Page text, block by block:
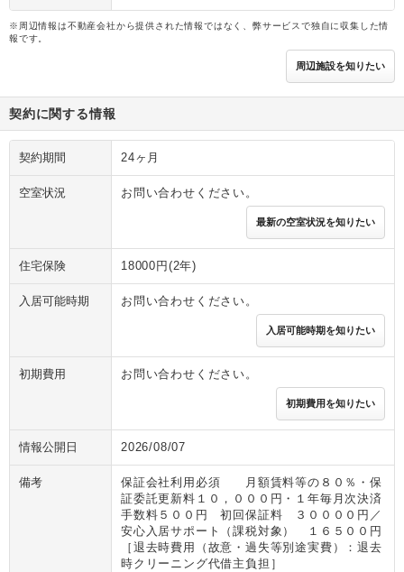
※周辺情報は不動産会社から提供された情報ではなく、弊サービスで独自に収集した情
報です。
周辺施設を知りたい
契約に関する情報
契約期間 24ヶ月
空室状況 お問い合わせください。
最新の空室状況を知りたい
住宅保険 18000円(2年)
入居可能時期 お問い合わせください。
入居可能時期を知りたい
初期費用 お問い合わせください。
初期費用を知りたい
情報公開日 2026/08/07
備考
保証会社利用必須 月額賃料等の８０％・保
証委託更新料１０，０００円・１年毎月次決済
手数料５００円 初回保証料 ３００００円／
安心入居サポート（課税対象） １６５００円
［退去時費用（故意・過失等別途実費）：退去
時クリーニング代借主負担］